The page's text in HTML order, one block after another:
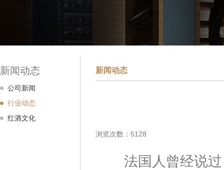
新闻动态
公司新闻
行业动态
红酒文化
新闻动态
浏览次数：5128
法国人曾经说过